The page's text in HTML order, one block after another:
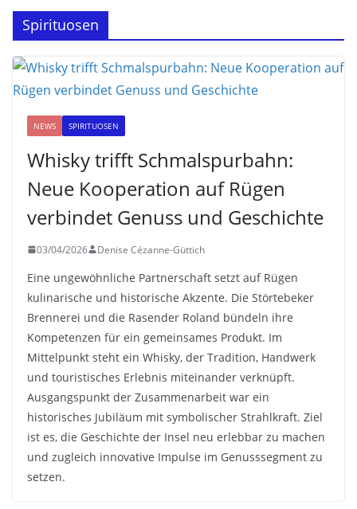
Spirituosen
NEWS SPIRITUOSEN
Whisky trifft Schmalspurbahn:
Neue Kooperation auf Rügen
verbindet Genuss und Geschichte
03/04/2026 Denise Cézanne-Güttich
Eine ungewöhnliche Partnerschaft setzt auf Rügen
kulinarische und historische Akzente. Die Störtebeker
Brennerei und die Rasender Roland bündeln ihre
Kompetenzen für ein gemeinsames Produkt. Im
Mittelpunkt steht ein Whisky, der Tradition, Handwerk
und touristisches Erlebnis miteinander verknüpft.
Ausgangspunkt der Zusammenarbeit war ein
historisches Jubiläum mit symbolischer Strahlkraft. Ziel
ist es, die Geschichte der Insel neu erlebbar zu machen
und zugleich innovative Impulse im Genusssegment zu
setzen.